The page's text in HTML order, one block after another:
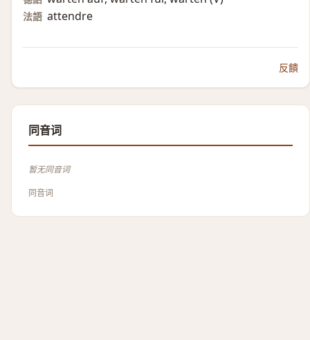
法語 attendre
反饋
同音词
暂无同音词
同音词